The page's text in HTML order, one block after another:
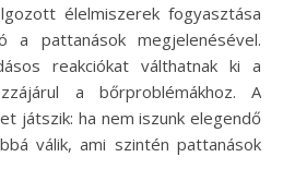
élelmiszerek fogyasztása
a pattanások megjelenésével.
reakciókat válthatnak ki a
a bőrproblémákhoz. A
játszik: ha nem iszunk elegendő
válik, ami szintén pattanások